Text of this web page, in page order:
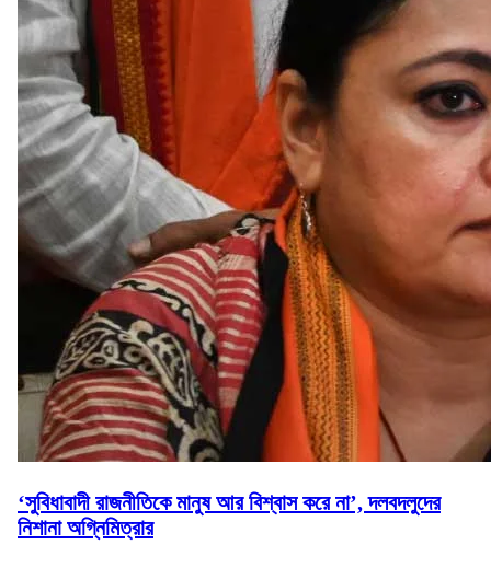
‘সুবিধাবাদী রাজনীতিকে মানুষ আর বিশ্বাস করে না’, দলবদলুদের
নিশানা অগ্নিমিত্রার